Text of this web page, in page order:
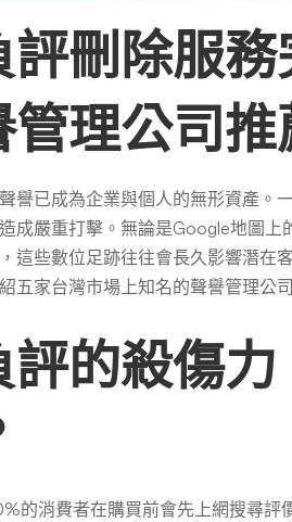
評刪除服
管理公司
譽已成為企業與個人的無形資產。
成嚴重打擊。無論是Google地圖
這些數位足跡往往會長久影響潛在
五家台灣市場上知名的聲譽管理公
評的殺傷
的消費者在購買前會先上網搜尋